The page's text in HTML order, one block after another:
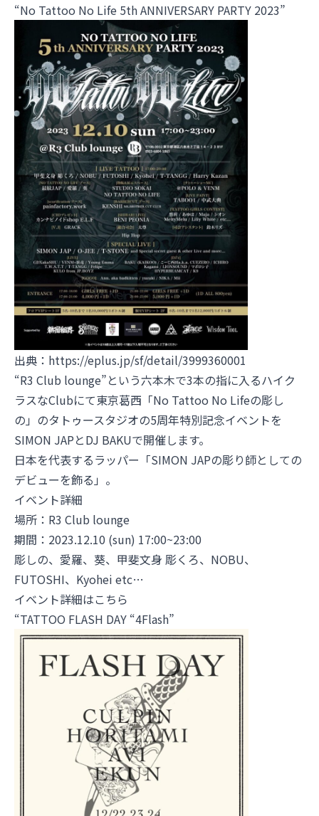
“No Tattoo No Life 5th ANNIVERSARY PARTY 2023”
出典： https://eplus.jp/sf/detail/3999360001
“R3 Club lounge”という六本木で3本の指に入るハイク
ラスなClubにて東京葛西「No Tattoo No Lifeの彫し
の」のタトゥースタジオの5周年特別記念イベントを
SIMON JAPとDJ BAKUで開催します。
日本を代表するラッパー「SIMON JAPの彫り師としての
デビューを飾る」。
イベント詳細
場所： R3 Club lounge
期間：2023.12.10 (sun) 17:00~23:00
彫しの、 愛羅、 葵、 甲斐文身 彫くろ、 NOBU、
FUTOSHI、 Kyohei etc…
イベント詳細はこちら
“TATTOO FLASH DAY “4Flash”